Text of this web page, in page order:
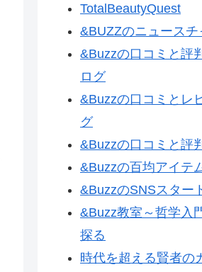
TotalBeautyQuest
&BUZZのニュースチ
&Buzzの口コミと評
ログ
&Buzzの口コミとレ
グ
&Buzzの口コミと評
&Buzzの百均アイテ
&BuzzのSNSスター
&Buzz教室～哲学入
探る
時代を超える賢者の